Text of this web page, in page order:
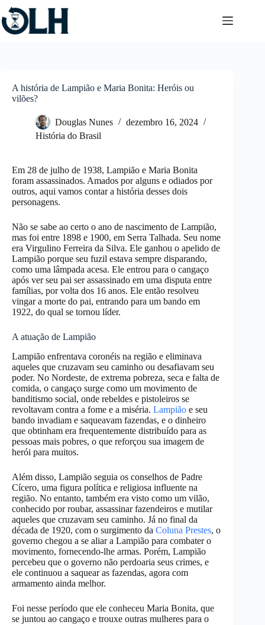
Pular
para
o
conteúdo
A história de Lampião e Maria Bonita: Heróis ou
vilões?
Douglas Nunes
dezembro 16, 2024
História do Brasil
Em 28 de julho de 1938, Lampião e Maria Bonita
foram assassinados. Amados por alguns e odiados por
outros, aqui vamos contar a história desses dois
personagens.
Não se sabe ao certo o ano de nascimento de Lampião,
mas foi entre 1898 e 1900, em Serra Talhada. Seu nome
era Virgulino Ferreira da Silva. Ele ganhou o apelido de
Lampião porque seu fuzil estava sempre disparando,
como uma lâmpada acesa. Ele entrou para o cangaço
após ver seu pai ser assassinado em uma disputa entre
famílias, por volta dos 16 anos. Ele então resolveu
vingar a morte do pai, entrando para um bando em
1922, do qual se tornou líder.
A atuação de Lampião
Lampião enfrentava coronéis na região e eliminava
aqueles que cruzavam seu caminho ou desafiavam seu
poder. No Nordeste, de extrema pobreza, seca e falta de
comida, o cangaço surge como um movimento de
banditismo social, onde rebeldes e pistoleiros se
revoltavam contra a fome e a miséria. Lampião e seu
bando invadiam e saqueavam fazendas, e o dinheiro
que obtinham era frequentemente distribuído para as
pessoas mais pobres, o que reforçou sua imagem de
herói para muitos.
Além disso, Lampião seguia os conselhos de Padre
Cícero, uma figura política e religiosa influente na
região. No entanto, também era visto como um vilão,
conhecido por roubar, assassinar fazendeiros e mutilar
aqueles que cruzavam seu caminho. Já no final da
década de 1920, com o surgimento da Coluna Prestes, o
governo chegou a se aliar a Lampião para combater o
movimento, fornecendo-lhe armas. Porém, Lampião
percebeu que o governo não perdoaria seus crimes, e
ele continuou a saquear as fazendas, agora com
armamento ainda melhor.
Foi nesse período que ele conheceu Maria Bonita, que
se juntou ao cangaço e trouxe outras mulheres para o